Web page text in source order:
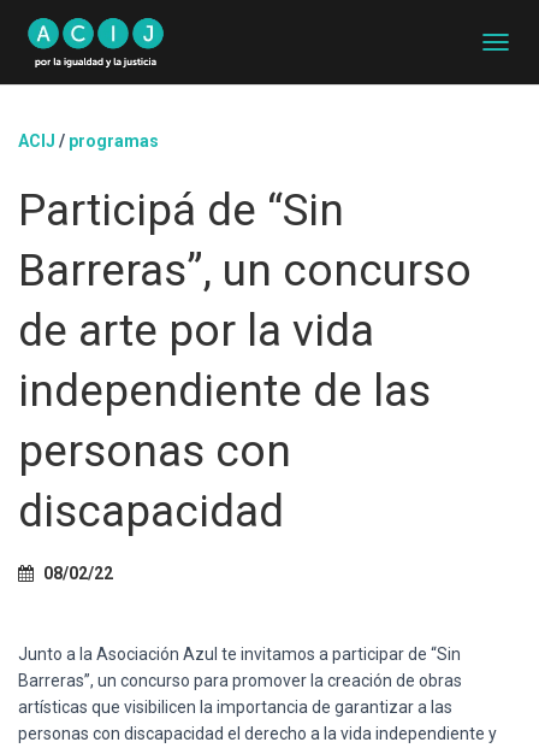
A
ACIJ / programas
Participá de “Sin
Barreras”, un concurso
de arte por la vida
independiente de las
personas con
discapacidad
08/02/22
Junto a la Asociación Azul te invitamos a participar de “Sin
Barreras”, un concurso para promover la creación de obras
artísticas que visibilicen la importancia de garantizar a las
personas con discapacidad el derecho a la vida independiente y